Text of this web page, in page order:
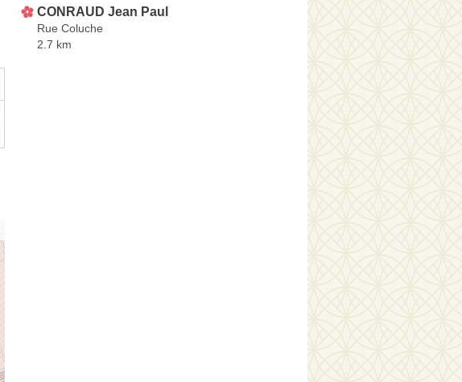
CONRAUD Jean Paul
Rue Coluche
2.7 km